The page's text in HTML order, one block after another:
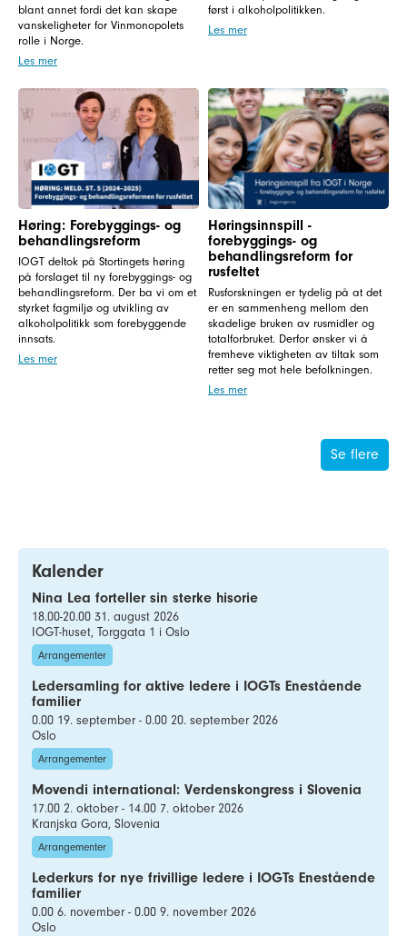
blant annet fordi det kan skape
vanskeligheter for Vinmonopolets
rolle i Norge.
Les mer
først i alkoholpolitikken.
Les mer
Høring: Forebyggings- og
behandlingsreform
IOGT deltok på Stortingets høring
på forslaget til ny forebyggings- og
behandlingsreform. Der ba vi om et
styrket fagmiljø og utvikling av
alkoholpolitikk som forebyggende
innsats.
Les mer
Høringsinnspill -
forebyggings- og
behandlingsreform for
rusfeltet
Rusforskningen er tydelig på at det
er en sammenheng mellom den
skadelige bruken av rusmidler og
totalforbruket. Derfor ønsker vi å
fremheve viktigheten av tiltak som
retter seg mot hele befolkningen.
Les mer
Se flere
Kalender
Nina Lea forteller sin sterke hisorie
18.00-20.00 31. august 2026
IOGT-huset, Torggata 1 i Oslo
Arrangementer
Ledersamling for aktive ledere i IOGTs Enestående
familier
0.00 19. september - 0.00 20. september 2026
Oslo
Arrangementer
Movendi international: Verdenskongress i Slovenia
17.00 2. oktober - 14.00 7. oktober 2026
Kranjska Gora, Slovenia
Arrangementer
Lederkurs for nye frivillige ledere i IOGTs Enestående
familier
0.00 6. november - 0.00 9. november 2026
Oslo